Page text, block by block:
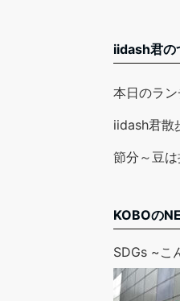
iidash君の
本日のラ
iidash君散
節分～豆
KOBOの
SDGs ~こ